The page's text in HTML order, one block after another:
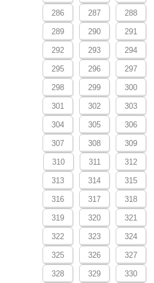
286 287 288
289 290 291
292 293 294
295 296 297
298 299 300
301 302 303
304 305 306
307 308 309
310 311 312
313 314 315
316 317 318
319 320 321
322 323 324
325 326 327
328 329 330